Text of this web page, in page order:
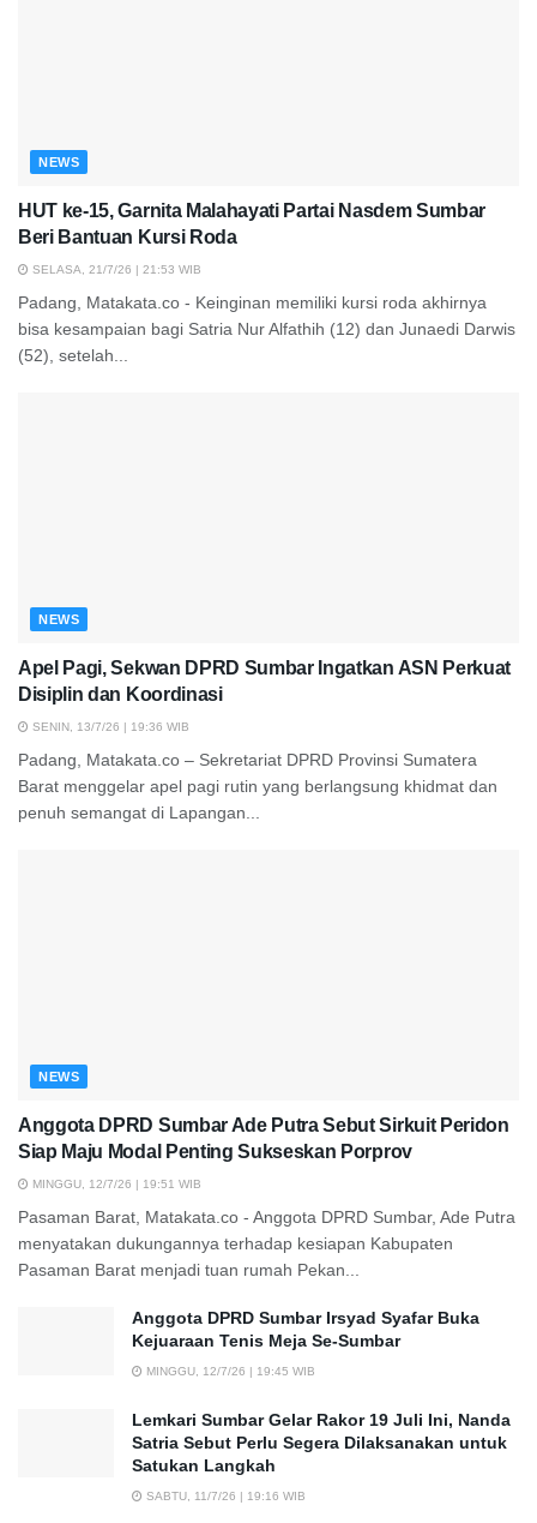
NEWS
HUT ke-15, Garnita Malahayati Partai Nasdem Sumbar
Beri Bantuan Kursi Roda
SELASA, 21/7/26 | 21:53 WIB
Padang, Matakata.co - Keinginan memiliki kursi roda akhirnya
bisa kesampaian bagi Satria Nur Alfathih (12) dan Junaedi Darwis
(52), setelah...
NEWS
Apel Pagi, Sekwan DPRD Sumbar Ingatkan ASN Perkuat
Disiplin dan Koordinasi
SENIN, 13/7/26 | 19:36 WIB
Padang, Matakata.co – Sekretariat DPRD Provinsi Sumatera
Barat menggelar apel pagi rutin yang berlangsung khidmat dan
penuh semangat di Lapangan...
NEWS
Anggota DPRD Sumbar Ade Putra Sebut Sirkuit Peridon
Siap Maju Modal Penting Sukseskan Porprov
MINGGU, 12/7/26 | 19:51 WIB
Pasaman Barat, Matakata.co - Anggota DPRD Sumbar, Ade Putra
menyatakan dukungannya terhadap kesiapan Kabupaten
Pasaman Barat menjadi tuan rumah Pekan...
Anggota DPRD Sumbar Irsyad Syafar Buka
Kejuaraan Tenis Meja Se-Sumbar
MINGGU, 12/7/26 | 19:45 WIB
Lemkari Sumbar Gelar Rakor 19 Juli Ini, Nanda
Satria Sebut Perlu Segera Dilaksanakan untuk
Satukan Langkah
SABTU, 11/7/26 | 19:16 WIB